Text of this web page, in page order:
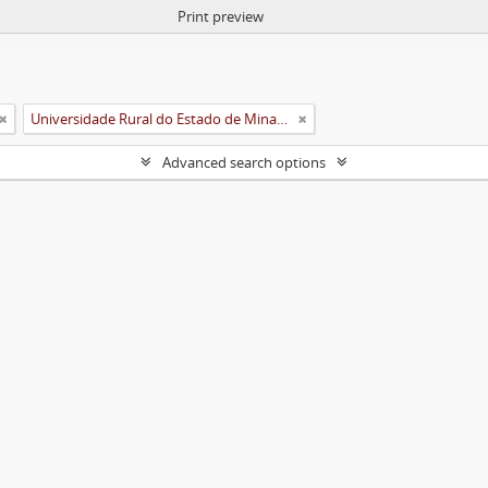
Print preview
Universidade Rural do Estado de Minas Gerais (Uremg)
Advanced search options